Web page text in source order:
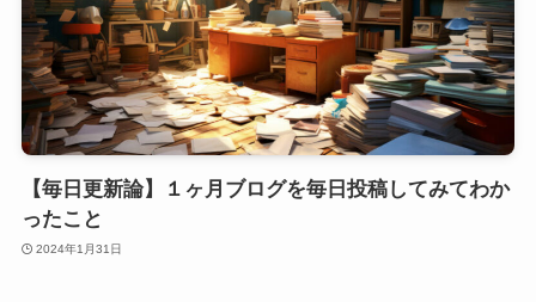
【毎日更新論】１ヶ月ブログを毎日投稿してみてわか
ったこと
2024年1月31日